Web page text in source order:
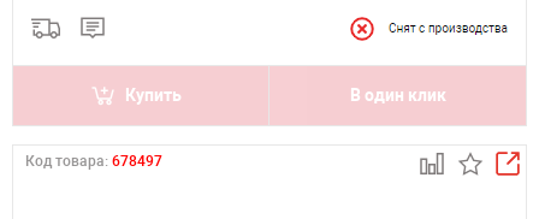
Купить В один клик
Код товара: 678497